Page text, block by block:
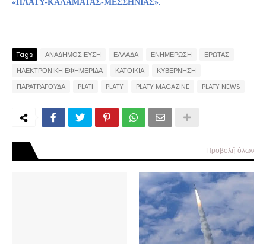
«ΠΛΑΤΥ-ΚΑΛΑΜΑΤΑΣ-ΜΕΣΣΗΝΙΑΣ».
Tags ΑΝΑΔΗΜΟΣΙΕΥΣΗ ΕΛΛΑΔΑ ΕΝΗΜΕΡΩΣΗ
ΕΡΩΤΑΣ
ΗΛΕΚΤΡΟΝΙΚΗ ΕΦΗΜΕΡΙΔΑ
ΚΑΤΟΙΚΙΑ
ΚΥΒΕΡΝΗΣΗ
ΠΑΡΑΤΡΑΓΟΥΔΑ
PLATI PLATY PLATY MAGAZINE PLATY NEWS
Προβολή όλων